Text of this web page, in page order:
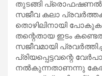
തുടങ്ങി പ്രൊഫഷണൽ
സജീവ കലാ
തൊഴിലിനായി
തന്റെതായ ഇടം
സജീവമായി
പ്രിയപ്പെട്ടവന്റെ
നൽകുന്നതാണന്നു